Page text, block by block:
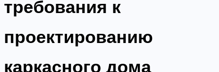
требования к
проектированию
каркасного дома